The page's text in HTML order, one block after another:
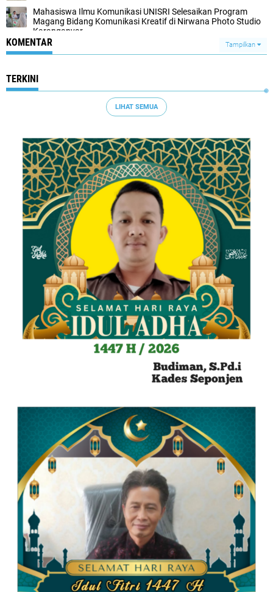
Mahasiswa Ilmu Komunikasi UNISRI Selesaikan Program
Magang Bidang Komunikasi Kreatif di Nirwana Photo Studio
Karanganyar
KOMENTAR Tampilkan
TERKINI
LIHAT SEMUA